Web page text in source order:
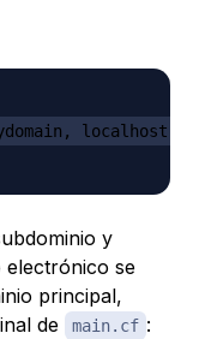
localhost,
y
electrónico se
principal,
de
main.cf :